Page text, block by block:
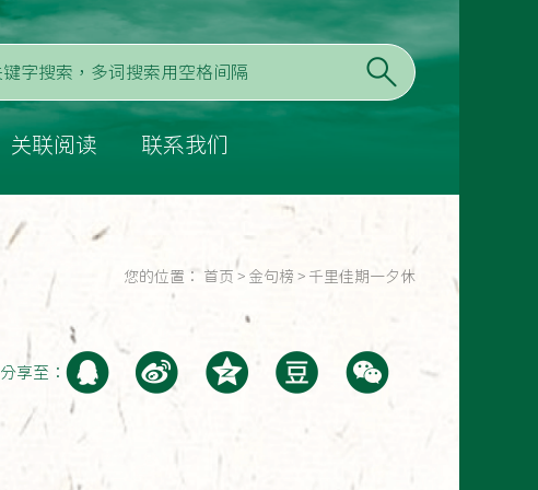
关联阅读 联系我们
您的位置： 首页 > 金句榜 > 千里佳期一夕休
分享至：